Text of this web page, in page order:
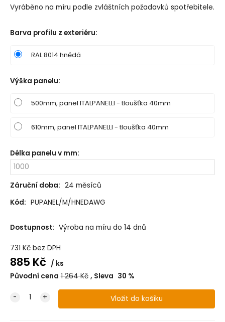
Vyráběno na míru podle zvláštních požadavků spotřebitele.
Barva profilu z exteriéru:
RAL 8014 hnědá
Výška panelu:
500mm, panel ITALPANELLI - tloušťka 40mm
610mm, panel ITALPANELLI - tloušťka 40mm
Délka panelu v mm:
Záruční doba: 24 měsíců
Kód: PUPANEL/M/HNEDAWG
Dostupnost: Výroba na míru do 14 dnů
731 Kč bez DPH
885 Kč
ks
Původní cena 1 264Kč Sleva 30 %